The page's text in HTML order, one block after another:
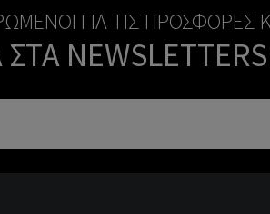
ΓΙΑ ΤΙΣ ΠΡΟΣΦΟΡΈΣ